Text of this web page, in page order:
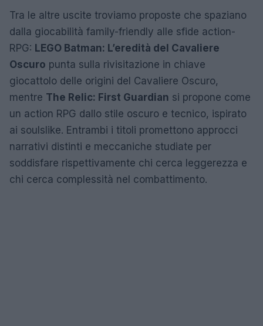
Tra le altre uscite troviamo proposte che spaziano
dalla giocabilità family-friendly alle sfide action-
RPG: LEGO Batman: L’eredità del Cavaliere
Oscuro punta sulla rivisitazione in chiave
giocattolo delle origini del Cavaliere Oscuro,
mentre The Relic: First Guardian si propone come
un action RPG dallo stile oscuro e tecnico, ispirato
ai soulslike. Entrambi i titoli promettono approcci
narrativi distinti e meccaniche studiate per
soddisfare rispettivamente chi cerca leggerezza e
chi cerca complessità nel combattimento.